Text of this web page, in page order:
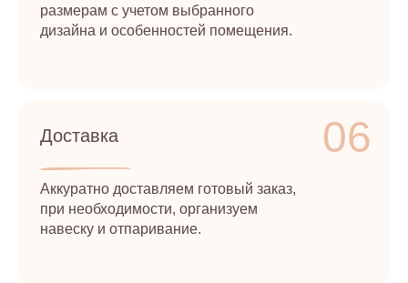
размерам с учетом выбранного
дизайна и особенностей помещения.
Доставка 06
Аккуратно доставляем готовый заказ,
при необходимости, организуем
навеску и отпаривание.